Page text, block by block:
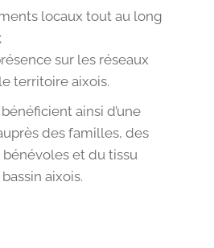
locaux tout au long
sur les réseaux
territoire aixois.
ainsi d’une
des familles, des
et du tissu
aixois.